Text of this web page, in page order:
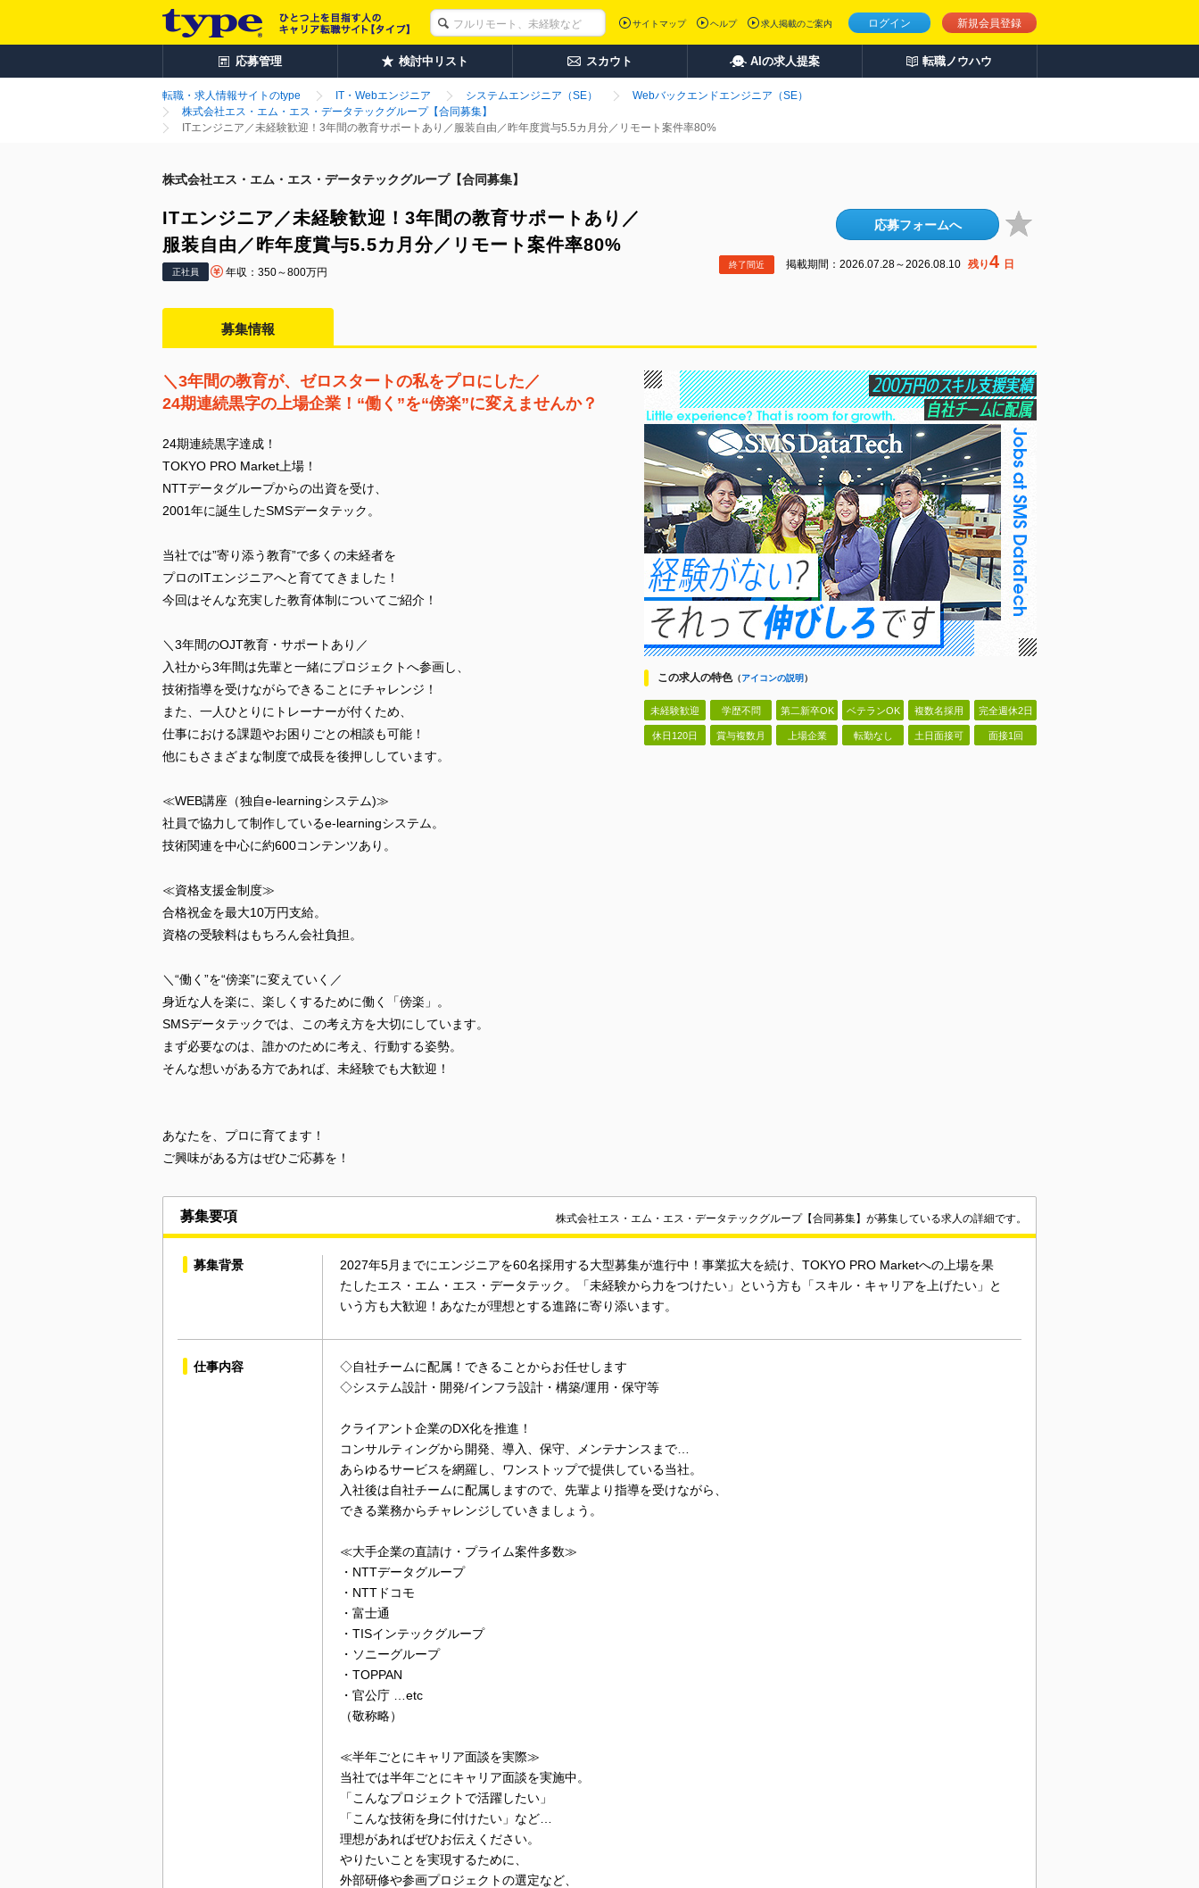
ログイン 新規会員登録
サイトマップ ヘルプ 求人掲載のご案内
応募管理 検討中リスト スカウト AIの求人提案 転職ノウハウ
転職・求人情報サイトのtype IT・Webエンジニア システムエンジニア（SE）
Webバックエンドエンジニア（SE）
株式会社エス・エム・エス・データテックグループ【合同募集】
ITエンジニア／未経験歓迎！3年間の教育サポートあり／服装自由／昨年度賞与5.5カ月分／リモート案件率80%
株式会社エス・エム・エス・データテックグループ【合同募集】
ITエンジニア／未経験歓迎！3年間の教育サポートあり／
服装自由／昨年度賞与5.5カ月分／リモート案件率80%
正社員 年収：350～800万円
応募フォームへ
終了間近 掲載期間：2026.07.28～2026.08.10 残り4 日
募集情報
この求人の特色（アイコンの説明）
未経験歓迎 学歴不問 第二新卒OK ベテランOK 複数名採用 完全週休2日
休日120日 賞与複数月 上場企業 転勤なし 土日面接可 面接1回
＼3年間の教育が、ゼロスタートの私をプロにした／
24期連続黒字の上場企業！“働く”を“傍楽”に変えませんか？
24期連続黒字達成！
TOKYO PRO Market上場！
NTTデータグループからの出資を受け、
2001年に誕生したSMSデータテック。
当社では”寄り添う教育”で多くの未経者を
プロのITエンジニアへと育ててきました！
今回はそんな充実した教育体制についてご紹介！
＼3年間のOJT教育・サポートあり／
入社から3年間は先輩と一緒にプロジェクトへ参画し、
技術指導を受けながらできることにチャレンジ！
また、一人ひとりにトレーナーが付くため、
仕事における課題やお困りごとの相談も可能！
他にもさまざまな制度で成長を後押ししています。
≪WEB講座（独自e-learningシステム)≫
社員で協力して制作しているe-learningシステム。
技術関連を中心に約600コンテンツあり。
≪資格支援金制度≫
合格祝金を最大10万円支給。
資格の受験料はもちろん会社負担。
＼“働く”を“傍楽”に変えていく／
身近な人を楽に、楽しくするために働く「傍楽」。
SMSデータテックでは、この考え方を大切にしています。
まず必要なのは、誰かのために考え、行動する姿勢。
そんな想いがある方であれば、未経験でも大歓迎！
あなたを、プロに育てます！
ご興味がある方はぜひご応募を！
募集要項 株式会社エス・エム・エス・データテックグループ【合同募集】が募集している求人の詳細です。
募集背景
2027年5月までにエンジニアを60名採用する大型募集が進行中！事業拡大を続け、TOKYO PRO Marketへの上場を果
たしたエス・エム・エス・データテック。「未経験から力をつけたい」という方も「スキル・キャリアを上げたい」と
いう方も大歓迎！あなたが理想とする進路に寄り添います。
仕事内容
◇自社チームに配属！できることからお任せします
◇システム設計・開発/インフラ設計・構築/運用・保守等
クライアント企業のDX化を推進！
コンサルティングから開発、導入、保守、メンテナンスまで…
あらゆるサービスを網羅し、ワンストップで提供している当社。
入社後は自社チームに配属しますので、先輩より指導を受けながら、
できる業務からチャレンジしていきましょう。
≪大手企業の直請け・プライム案件多数≫
・NTTデータグループ
・NTTドコモ
・富士通
・TISインテックグループ
・ソニーグループ
・TOPPAN
・官公庁 …etc
（敬称略）
≪半年ごとにキャリア面談を実際≫
当社では半年ごとにキャリア面談を実施中。
「こんなプロジェクトで活躍したい」
「こんな技術を身に付けたい」など…
理想があればぜひお伝えください。
やりたいことを実現するために、
外部研修や参画プロジェクトの選定など、